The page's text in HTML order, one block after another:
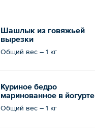
Шашлык из говяжьей
вырезки
Общий вес – 1 кг
Куриное бедро
маринованное в йогурте
Общий вес – 1 кг